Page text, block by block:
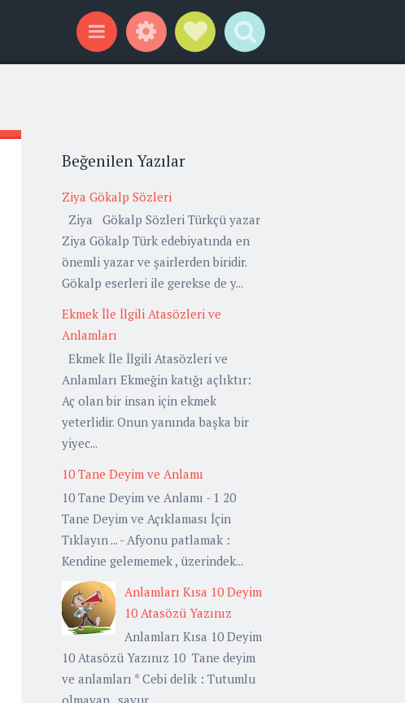
Menu WidgetsSocial Links
Search
Beğenilen Yazılar
Ziya Gökalp Sözleri
Ziya Gökalp Sözleri Türkçü yazar
Ziya Gökalp Türk edebiyatında en
önemli yazar ve şairlerden biridir.
Gökalp eserleri ile gerekse de y...
Ekmek İle İlgili Atasözleri ve
Anlamları
Ekmek İle İlgili Atasözleri ve
Anlamları Ekmeğin katığı açlıktır:
Aç olan bir insan için ekmek
yeterlidir. Onun yanında başka bir
yiyec...
10 Tane Deyim ve Anlamı
10 Tane Deyim ve Anlamı - 1 20
Tane Deyim ve Açıklaması İçin
Tıklayın ... - Afyonu patlamak :
Kendine gelememek , üzerindek...
Anlamları Kısa 10 Deyim
10 Atasözü Yazınız
Anlamları Kısa 10 Deyim
10 Atasözü Yazınız 10 Tane deyim
ve anlamları * Cebi delik : Tutumlu